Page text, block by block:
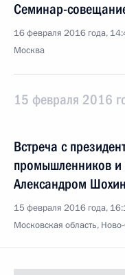
Семинар-
16 февраля 2016 года,
Москва
15 февраля 2016
Встреча с
промышленников и
Александром
15 февраля 2016 года,
Московская область,